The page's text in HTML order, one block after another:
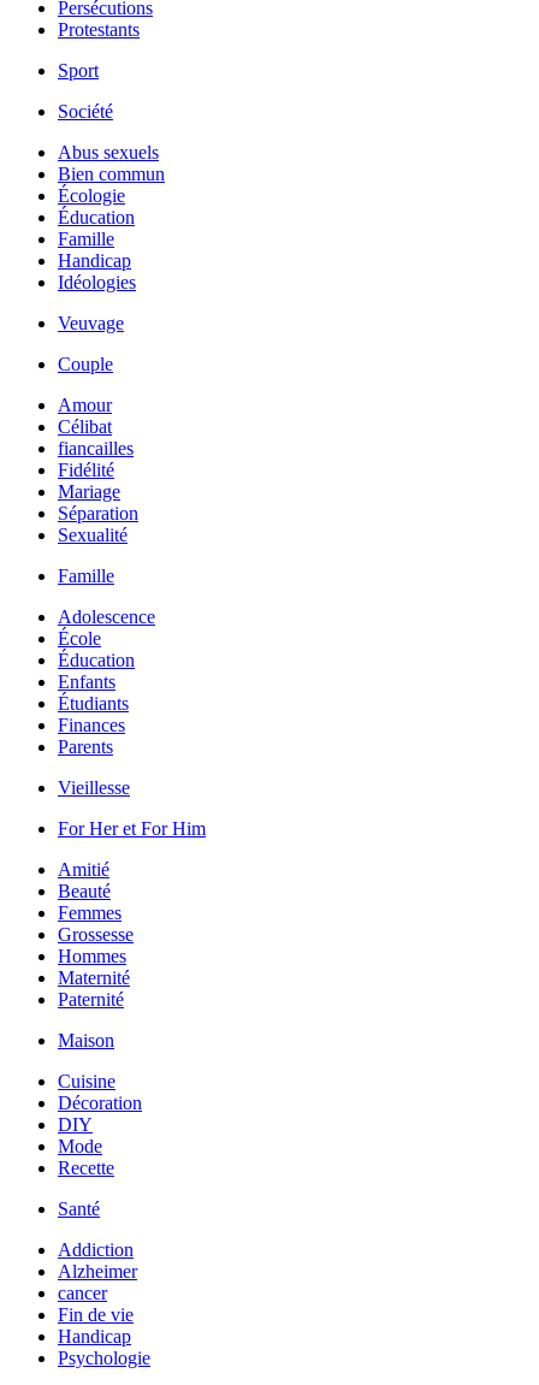
Persécutions
Protestants
Sport
Société
Abus sexuels
Bien commun
Écologie
Éducation
Famille
Handicap
Idéologies
Veuvage
Couple
Amour
Célibat
fiancailles
Fidélité
Mariage
Séparation
Sexualité
Famille
Adolescence
École
Éducation
Enfants
Étudiants
Finances
Parents
Vieillesse
For Her et For Him
Amitié
Beauté
Femmes
Grossesse
Hommes
Maternité
Paternité
Maison
Cuisine
Décoration
DIY
Mode
Recette
Santé
Addiction
Alzheimer
cancer
Fin de vie
Handicap
Psychologie